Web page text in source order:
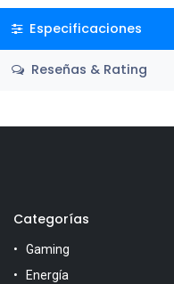
Especificaciones
Reseñas & Rating
Categorías
Gaming
Energía